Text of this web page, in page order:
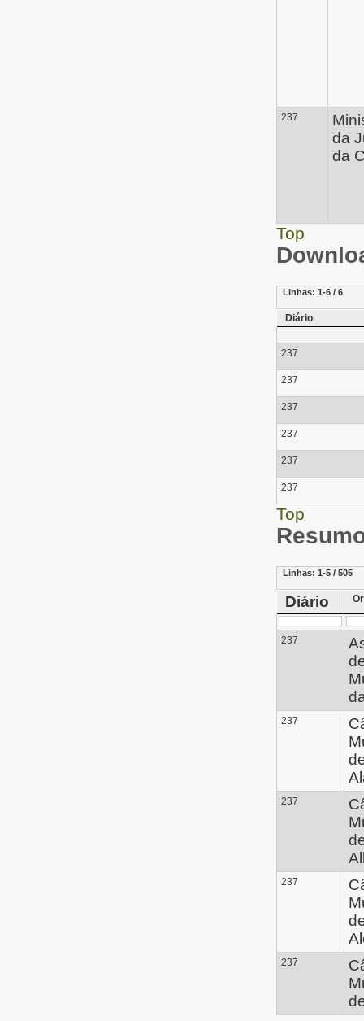
237
da
da
Top
Linhas: 1-6 / 6
Diário
237
237
237
237
237
237
Top
Linhas: 1-5 / 505
Diário
237
237
237
237
237